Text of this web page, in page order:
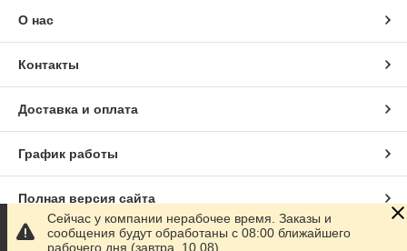
О нас
Контакты
Доставка и оплата
График работы
Полная версия сайта
Сайт создан на маркетплейсеSatu.kz
Сейчас у компании нерабочее время. Заказы и
сообщения будут обработаны с 08:00 ближайшего
рабочего дня (завтра, 10.08)